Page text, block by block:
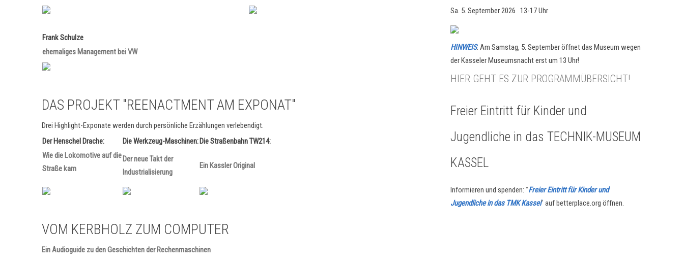
Frank Schulze
ehemaliges Management bei VW
DAS PROJEKT "REENACTMENT AM EXPONAT"
Drei Highlight-Exponate werden durch persönliche Erzählungen verlebendigt.
Der Henschel Drache:
Die Werkzeug-Maschinen: Die Straßenbahn TW214:
Wie die Lokomotive auf die
Straße kam
Der neue Takt der
Industrialisierung
Ein Kassler Original
VOM KERBHOLZ ZUM COMPUTER
Ein Audioguide zu den Geschichten der Rechenmaschinen
Sa. 5. September 2026 13-17 Uhr
HINWEIS: Am Samstag, 5. September öffnet das Museum wegen
der Kasseler Museumsnacht erst um 13 Uhr!
HIER GEHT ES ZUR PROGRAMMÜBERSICHT!
Freier Eintritt für Kinder und
Jugendliche in das TECHNIK-MUSEUM
KASSEL
Informieren und spenden:"Freier Eintritt für Kinder und
Jugendliche in das TMK Kassel" auf betterplace.org öffnen.